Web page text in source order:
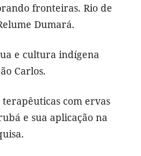
fronteiras. Rio de
Dumará.
e cultura indígena
Carlos.
terapêuticas com ervas
e sua aplicação na